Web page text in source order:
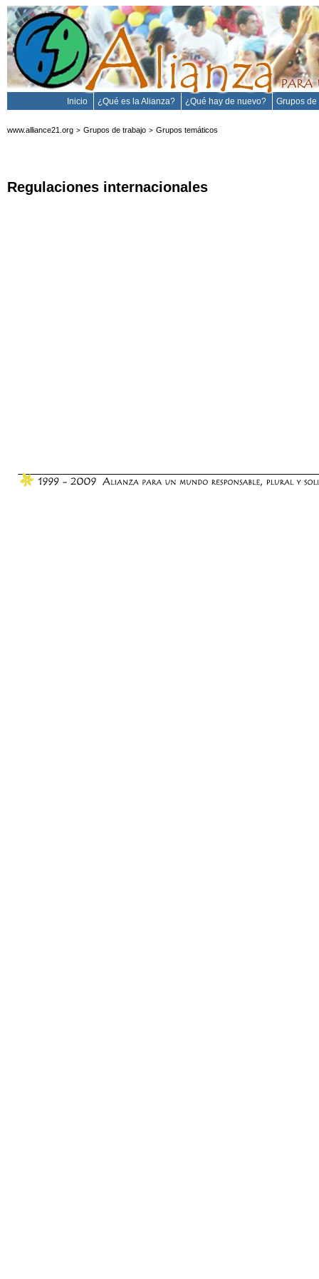
Inicio ¿Qué es la Alianza? ¿Qué hay de nuevo? Grupos
www.alliance21.org > Grupos de trabajo > Grupos temáticos
Regulaciones internacionales